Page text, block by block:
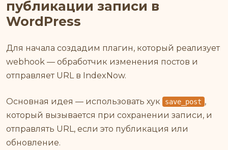
публикации записи в
WordPress
Для начала создадим плагин, который реализует
webhook — обработчик изменения постов и
отправляет URL в IndexNow.
Основная идея — использовать хук save_post ,
который вызывается при сохранении записи, и
отправлять URL, если это публикация или
обновление.